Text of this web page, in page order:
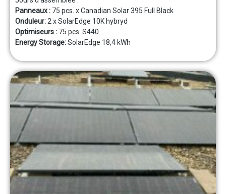
Panneaux : 75 pcs. x Canadian Solar 395 Full Black
Onduleur:2 x SolarEdge 10K hybryd
Optimiseurs : 75 pcs. S440
Energy Storage:SolarEdge 18,4 kWh